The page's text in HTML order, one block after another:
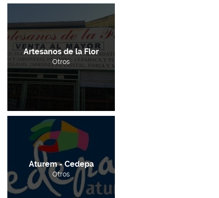
Artesanos de la Flor
Otros
Aturem - Cedepa
Otros